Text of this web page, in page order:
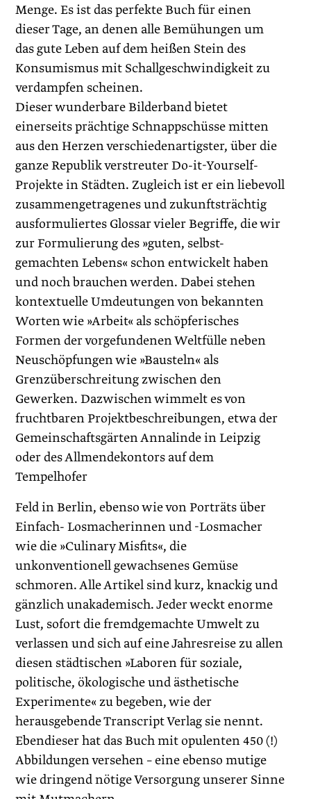
Menge. Es ist das perfekte Buch für einen
dieser Tage, an denen alle Bemühungen um
das gute Leben auf dem heißen Stein des
Konsumismus mit Schallgeschwindigkeit zu
verdampfen scheinen.
Dieser wunderbare Bilderband bietet
einerseits prächtige Schnappschüsse mitten
aus den Herzen verschiedenartigster, über die
ganze Republik verstreuter Do-it-Yourself-
Projekte in Städten. Zugleich ist er ein liebevoll
zusammengetragenes und zukunftsträchtig
ausformuliertes Glossar vieler Begriffe, die wir
zur Formulierung des »guten, selbst-
gemachten Lebens« schon entwickelt haben
und noch brauchen werden. Dabei stehen
kontextuelle Umdeutungen von bekannten
Worten wie »Arbeit« als schöpferisches
Formen der vorgefundenen Weltfülle neben
Neuschöpfungen wie »Bausteln« als
Grenzüberschreitung zwischen den
Gewerken. Dazwischen wimmelt es von
fruchtbaren Projektbeschreibungen, etwa der
Gemeinschaftsgärten Annalinde in Leipzig
oder des Allmendekontors auf dem
Tempelhofer
Feld in Berlin, ebenso wie von Porträts über
Einfach- Losmacherinnen und -Losmacher
wie die »Culinary Misfits«, die
unkonventionell gewachsenes Gemüse
schmoren. Alle Artikel sind kurz, knackig und
gänzlich unakademisch. Jeder weckt enorme
Lust, sofort die fremdgemachte Umwelt zu
verlassen und sich auf eine Jahresreise zu allen
diesen städtischen »Laboren für soziale,
politische, ökologische und ästhetische
Experimente« zu begeben, wie der
herausgebende Transcript Verlag sie nennt.
Ebendieser hat das Buch mit opulenten 450 (!)
Abbildungen versehen – eine ebenso mutige
wie dringend nötige Versorgung unserer Sinne